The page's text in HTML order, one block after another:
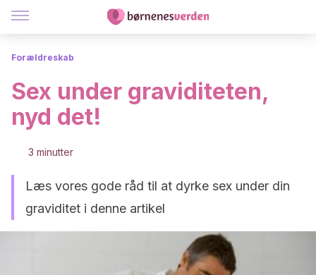
Forældreskab
Sex under graviditeten,
nyd det!
3 minutter
Læs vores gode råd til at dyrke sex under din
graviditet i denne artikel